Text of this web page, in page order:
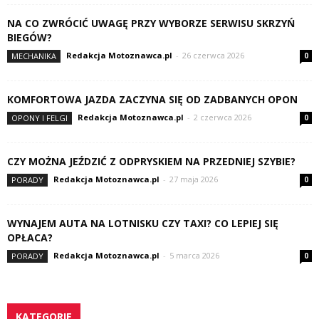
NA CO ZWRÓCIĆ UWAGĘ PRZY WYBORZE SERWISU SKRZYŃ
BIEGÓW?
MECHANIKA Redakcja Motoznawca.pl - 26 czerwca 2026 0
KOMFORTOWA JAZDA ZACZYNA SIĘ OD ZADBANYCH OPON
OPONY I FELGI Redakcja Motoznawca.pl - 2 czerwca 2026 0
CZY MOŻNA JEŹDZIĆ Z ODPRYSKIEM NA PRZEDNIEJ SZYBIE?
PORADY Redakcja Motoznawca.pl - 27 maja 2026 0
WYNAJEM AUTA NA LOTNISKU CZY TAXI? CO LEPIEJ SIĘ
OPŁACA?
PORADY Redakcja Motoznawca.pl - 5 marca 2026 0
KATEGORIE